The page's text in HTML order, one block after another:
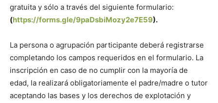
gratuita y sólo a través del siguiente formulario:
(https://forms.gle/9paDsbiMozy2e7E59).
La persona o agrupación participante deberá registrarse
completando los campos requeridos en el formulario. La
inscripción en caso de no cumplir con la mayoría de
edad, la realizará obligatoriamente el padre/madre o tutor
aceptando las bases y los derechos de explotación y